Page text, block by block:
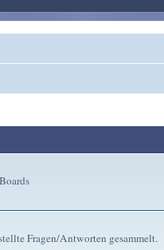
Fragen/Antworten gesammelt.